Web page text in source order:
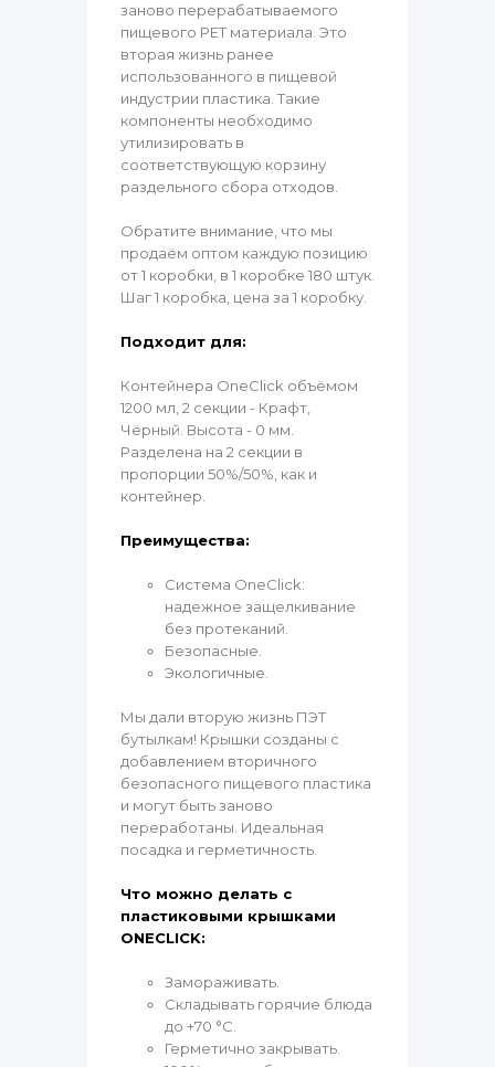
заново перерабатываемого
пищевого PET материала. Это
вторая жизнь ранее
использованного в пищевой
индустрии пластика. Такие
компоненты необходимо
утилизировать в
соответствующую корзину
раздельного сбора отходов.
Обратите внимание, что мы
продаём оптом каждую позицию
от 1 коробки, в 1 коробке 180 штук.
Шаг 1 коробка, цена за 1 коробку.
Подходит для:
Контейнера OneClick объёмом
1200 мл, 2 секции - Крафт,
Чёрный. Высота - 0 мм.
Разделена на 2 секции в
пропорции 50%/50%, как и
контейнер.
Преимущества:
Система OneClick:
надежное защелкивание
без протеканий.
Безопасные.
Экологичные.
Мы дали вторую жизнь ПЭТ
бутылкам! Крышки созданы с
добавлением вторичного
безопасного пищевого пластика
и могут быть заново
переработаны. Идеальная
посадка и герметичность.
Что можно делать с
пластиковыми крышками
ONECLICK:
Замораживать.
Складывать горячие блюда
до +70 °C.
Герметично закрывать.